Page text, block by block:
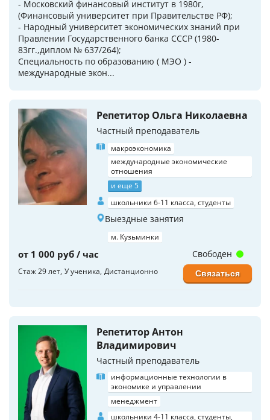
- Московский финансовый институт в 1980г,
(Финансовый университет при Правительстве РФ);
- Народный университет экономических знаний при
Правлении Государственного банка СССР (1980-
83гг.,диплом № 637/264);
Специальность по образованию ( МЭО ) -
международные экон...
Репетитор Ольга Николаевна
Частный преподаватель
макроэкономика
международные экономические
отношения
и еще 5
школьники 6-11 класса, студенты
Выездные занятия
м. Кузьминки
от 1 000 руб / час
Стаж 29 лет У ученика Дистанционно
Свободен
Связаться
Репетитор Антон
Владимирович
Частный преподаватель
информационные технологии в
экономике и управлении
менеджмент
школьники 4-11 класса, студенты,